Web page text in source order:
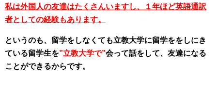
私は外国人の友達はたくさんいますし、１年ほど英語通訳
者としての経験もあります。
というのも、留学をしなくても立教大学に留学ををしにき
ている留学生を”立教大学で”会って話をして、友達になる
ことができるからです。